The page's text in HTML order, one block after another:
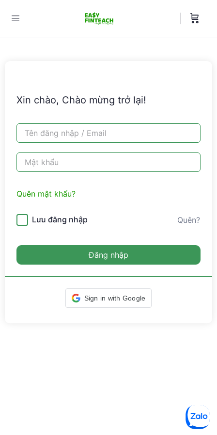
Xin chào, Chào mừng trở lại!
Quên mật khẩu?
Lưu đăng nhập Quên?
Đăng nhập
Sign in with Google